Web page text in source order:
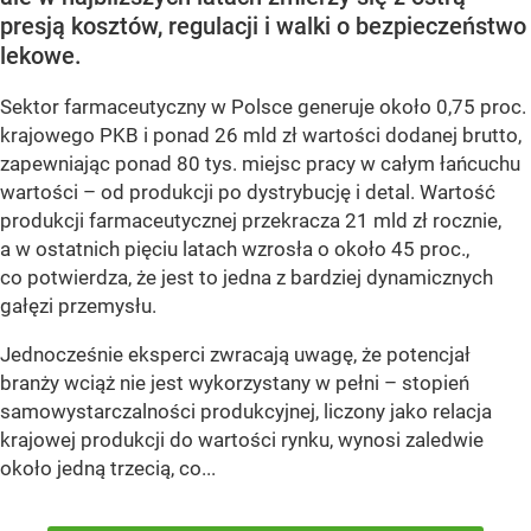
presją kosztów, regulacji i walki o bezpieczeństwo
lekowe.
Sektor farmaceutyczny w Polsce generuje około 0,75 proc.
krajowego PKB i ponad 26 mld zł wartości dodanej brutto,
zapewniając ponad 80 tys. miejsc pracy w całym łańcuchu
wartości – od produkcji po dystrybucję i detal. Wartość
produkcji farmaceutycznej przekracza 21 mld zł rocznie,
a w ostatnich pięciu latach wzrosła o około 45 proc.,
co potwierdza, że jest to jedna z bardziej dynamicznych
gałęzi przemysłu.
Jednocześnie eksperci zwracają uwagę, że potencjał
branży wciąż nie jest wykorzystany w pełni – stopień
samowystarczalności produkcyjnej, liczony jako relacja
krajowej produkcji do wartości rynku, wynosi zaledwie
około jedną trzecią, co...